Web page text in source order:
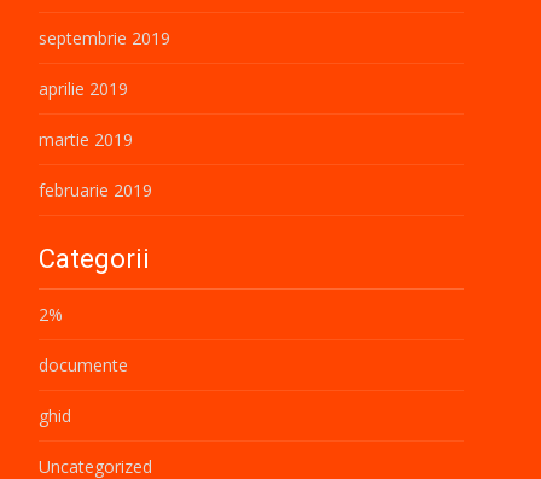
septembrie 2019
aprilie 2019
martie 2019
februarie 2019
Categorii
2%
documente
ghid
Uncategorized